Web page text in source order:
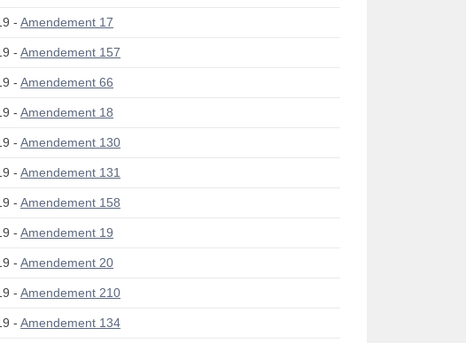
- Amendement 17
- Amendement 157
- Amendement 66
- Amendement 18
- Amendement 130
- Amendement 131
- Amendement 158
- Amendement 19
- Amendement 20
- Amendement 210
- Amendement 134